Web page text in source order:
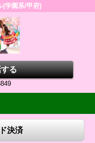
(学園系/甲府)
る
決済